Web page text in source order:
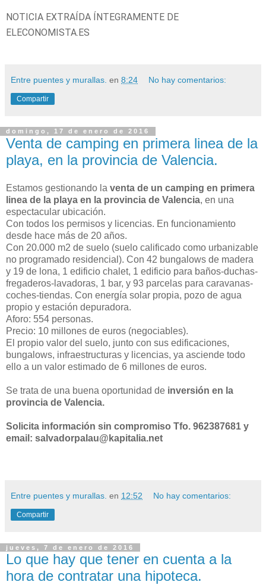
NOTICIA EXTRAÍDA ÍNTEGRAMENTE DE
ELECONOMISTA.ES
Entre puentes y murallas. en 8:24 No hay comentarios:
Compartir
domingo, 17 de enero de 2016
Venta de camping en primera linea de la
playa, en la provincia de Valencia.
Estamos gestionando la venta de un camping en primera
linea de la playa en la provincia de Valencia, en una
espectacular ubicación.
Con todos los permisos y licencias. En funcionamiento
desde hace más de 20 años.
Con 20.000 m2 de suelo (suelo calificado como urbanizable
no programado residencial). Con 42 bungalows de madera
y 19 de lona, 1 edificio chalet, 1 edificio para baños-duchas-
fregaderos-lavadoras, 1 bar, y 93 parcelas para caravanas-
coches-tiendas. Con energía solar propia, pozo de agua
propio y estación depuradora.
Aforo: 554 personas.
Precio: 10 millones de euros (negociables).
El propio valor del suelo, junto con sus edificaciones,
bungalows, infraestructuras y licencias, ya asciende todo
ello a un valor estimado de 6 millones de euros.
Se trata de una buena oportunidad de inversión en la
provincia de Valencia.
Solicita información sin compromiso Tfo. 962387681 y
email: salvadorpalau@kapitalia.net
Entre puentes y murallas. en 12:52 No hay comentarios:
Compartir
jueves, 7 de enero de 2016
Lo que hay que tener en cuenta a la
hora de contratar una hipoteca.